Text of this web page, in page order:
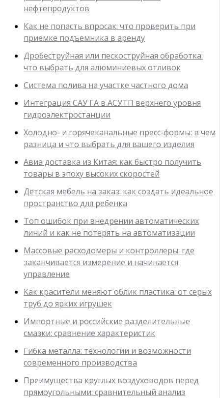
нефтепродуктов
Как не попасть впросак: что проверить при
приемке подъемника в аренду
Дробеструйная или пескоструйная обработка:
что выбрать для алюминиевых отливок
Система полива на участке частного дома
Интеграция САУ ГА в АСУТП верхнего уровня
гидроэлектростанции
Холодно- и горячеканальные пресс-формы: в чем
разница и что выбрать для вашего изделия
Авиа доставка из Китая: как быстро получить
товары в эпоху высоких скоростей
Детская мебель на заказ: как создать идеальное
пространство для ребенка
Топ ошибок при внедрении автоматических
линий и как не потерять на автоматизации
Массовые расходомеры и контроллеры: где
заканчивается измерение и начинается
управление
Как красители меняют облик пластика: от серых
труб до ярких игрушек
Импортные и российские разделительные
смазки: сравнение характеристик
Гибка металла: технологии и возможности
современного производства
Преимущества круглых воздуховодов перед
прямоугольными: сравнительный анализ